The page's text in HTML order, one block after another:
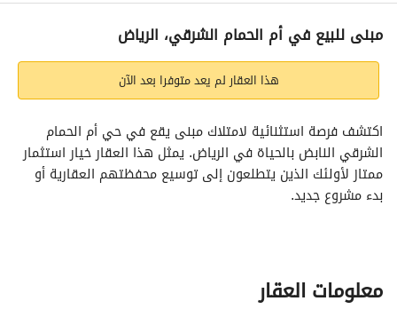
التفاصيل معلومات ترخيص الإعلان
مبنى للبيع في أم الحمام الشرقي، الرياض
هذا العقار لم يعد متوفرا بعد الآن
بدء مشروع جديد.
- الغرض: للبيع
- الموقع: أم الحمام الشرقي، الرياض
معلومات العقار